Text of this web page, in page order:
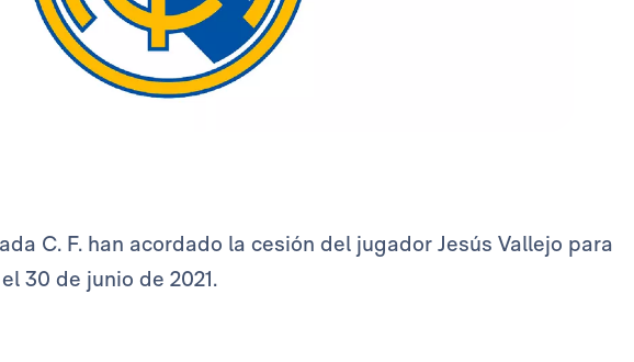
C. F. han acordado la cesión del jugador Jesús Vallejo para
30 de junio de 2021.